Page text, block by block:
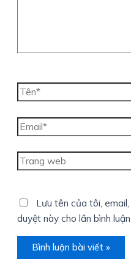
Tên*
Email*
Trang
web
Lưu tên của tôi,
duyệt này cho lần bình